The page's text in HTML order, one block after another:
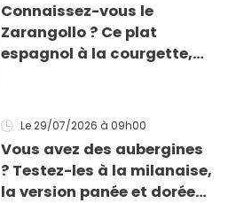
Connaissez-vous le
Zarangollo ? Ce plat
espagnol à la courgette,
Le 29/07/2026 à 09h00
Vous avez des aubergines
? Testez-les à la milanaise,
la version panée et dorée